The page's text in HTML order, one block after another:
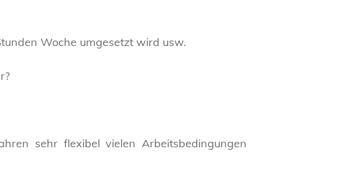
Woche umgesetzt wird usw.
sehr flexibel vielen Arbeitsbedingungen